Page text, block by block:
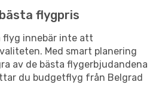
flygpris
flyg innebär inte att
Med smart planering
av de bästa flygerbjudandena
du budgetflyg från Belgrad